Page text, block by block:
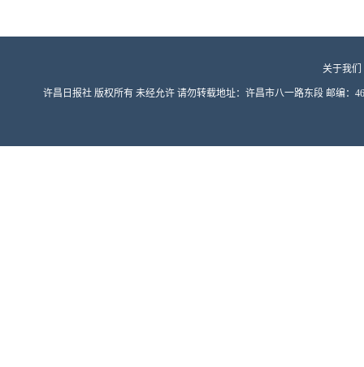
关于我们
许昌日报社 版权所有 未经允许 请勿转载地址：许昌市八一路东段 邮编：